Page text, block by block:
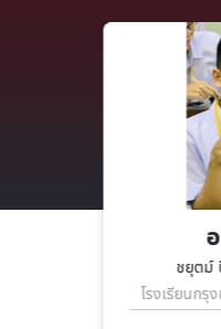
ชยุตม์
โรงเรียนกรุ